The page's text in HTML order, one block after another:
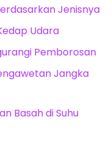
Jenisnya
Udara
Pemborosan
Jangka
Basah di Suhu